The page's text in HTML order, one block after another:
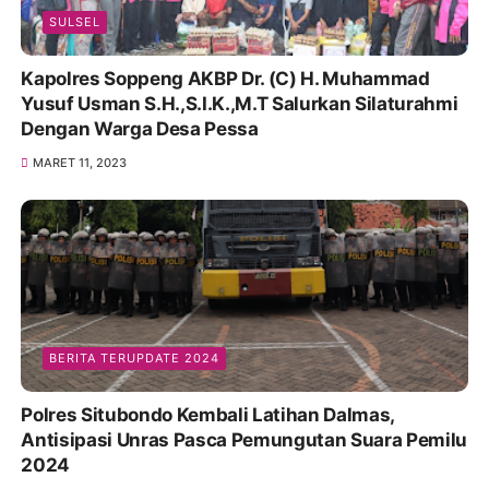
SULSEL
Kapolres Soppeng AKBP Dr. (C) H. Muhammad
Yusuf Usman S.H.,S.I.K.,M.T Salurkan Silaturahmi
Dengan Warga Desa Pessa
MARET 11, 2023
BERITA TERUPDATE 2024
Polres Situbondo Kembali Latihan Dalmas,
Antisipasi Unras Pasca Pemungutan Suara Pemilu
2024